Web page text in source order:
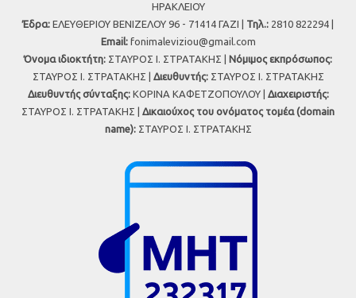
ΗΡΑΚΛΕΙΟΥ
Έδρα: ΕΛΕΥΘΕΡΙΟΥ ΒΕΝΙΖΕΛΟΥ 96 - 71414 ΓΑΖΙ | Τηλ.: 2810 822294 |
Εmail: fonimaleviziou@gmail.com
Όνομα ιδιοκτήτη: ΣΤΑΥΡΟΣ Ι. ΣΤΡΑΤΑΚΗΣ | Νόμιμος εκπρόσωπος:
ΣΤΑΥΡΟΣ Ι. ΣΤΡΑΤΑΚΗΣ | Διευθυντής:ΣΤΑΥΡΟΣ Ι. ΣΤΡΑΤΑΚΗΣ
Διευθυντής σύνταξης:ΚΟΡΙΝΑ ΚΑΦΕΤΖΟΠΟΥΛΟΥ | Διαχειριστής:
ΣΤΑΥΡΟΣ Ι. ΣΤΡΑΤΑΚΗΣ | Δικαιούχος του ονόματος τομέα (domain
name):ΣΤΑΥΡΟΣ Ι. ΣΤΡΑΤΑΚΗΣ